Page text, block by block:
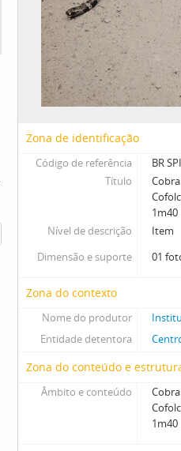
Zona de identificação
Código de referência
BR
Título
1m40
Nível de descrição
Item
Dimensão e suporte
01
Zona do contexto
Nome do produtor
Entidade detentora
Zona do conteúdo e
Âmbito e conteúdo
1m40